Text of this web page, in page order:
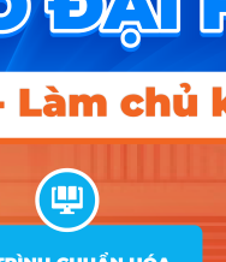
1.2) Gồm 06 ngành:
1) Ngôn ngữ Trung
hành; 3) Quản trị khách
ăn uống; 5) Du lịch (Du
trị kinh doanh.
1.3) Ngôn ngữ Nhật
1.4) Ngôn ngữ Hàn Quốc